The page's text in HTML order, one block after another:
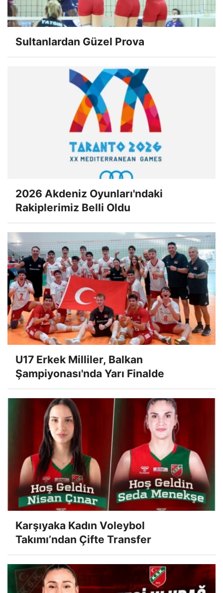
Sultanlardan Güzel Prova
2026 Akdeniz Oyunları'ndaki
Rakiplerimiz Belli Oldu
U17 Erkek Milliler, Balkan
Şampiyonası'nda Yarı Finalde
Karşıyaka Kadın Voleybol
Takımı’ndan Çifte Transfer